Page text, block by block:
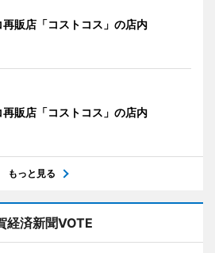
再販店「コストコス」の店内
再販店「コストコス」の店内
もっと見る
経済新聞VOTE